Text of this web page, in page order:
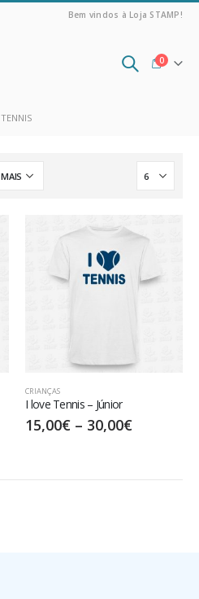
Bem vindos à Loja STAMP!
0
TENNIS
CRIANÇAS
I love Tennis – Júnior
15,00€ – 30,00€